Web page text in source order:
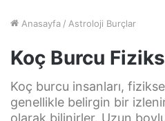
Anasayfa / Astroloji Burçlar
Koç Burcu
Koç burcu insanları,
genellikle belirgin bir
olarak bilinirler. Uzun